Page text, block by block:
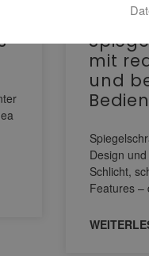
mit
und
Design
Schlicht,
Features –